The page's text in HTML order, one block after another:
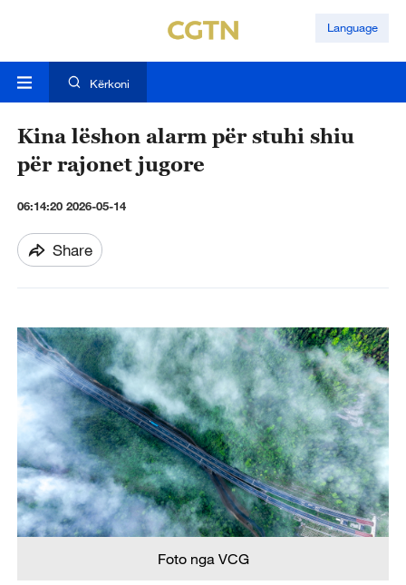
Language
Kërkoni
Kina lëshon alarm për stuhi shiu
për rajonet jugore
06:14:20 2026-05-14
Share
Foto nga VCG